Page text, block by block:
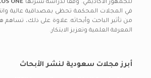
للجمهور الأكاديمي. وفقًا لدراسة نشرتها ONE
في المجلات المحكمة تحظى بمصداقية عالية
من تأثير الباحث وأبحاثه. علاوة على ذلك، تساهم
المعرفة العلمية وتعزيز الابتكار.
أبرز مجلات سعودية لنشر الأبحاث